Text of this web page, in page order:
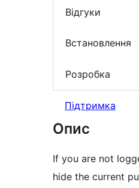
Відгуки
Встановлення
Розробка
Підтримка
Опис
If you are not
hide the current